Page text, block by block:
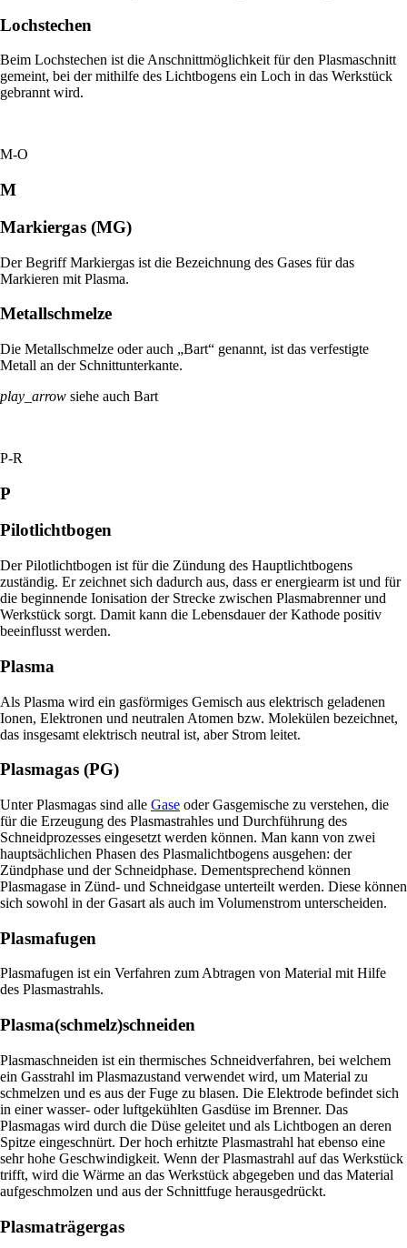
Lochstechen
Beim Lochstechen ist die Anschnittmöglichkeit für den Plasmaschnitt
gemeint, bei der mithilfe des Lichtbogens ein Loch in das Werkstück
gebrannt wird.
M-O
M
Markiergas (MG)
Der Begriff Markiergas ist die Bezeichnung des Gases für das
Markieren mit Plasma.
Metallschmelze
Die Metallschmelze oder auch „Bart“ genannt, ist das verfestigte
Metall an der Schnittunterkante.
play_arrow siehe auch Bart
P-R
P
Pilotlichtbogen
Der Pilotlichtbogen ist für die Zündung des Hauptlichtbogens
zuständig. Er zeichnet sich dadurch aus, dass er energiearm ist und für
die beginnende Ionisation der Strecke zwischen Plasmabrenner und
Werkstück sorgt. Damit kann die Lebensdauer der Kathode positiv
beeinflusst werden.
Plasma
Als Plasma wird ein gasförmiges Gemisch aus elektrisch geladenen
Ionen, Elektronen und neutralen Atomen bzw. Molekülen bezeichnet,
das insgesamt elektrisch neutral ist, aber Strom leitet.
Plasmagas (PG)
Unter Plasmagas sind alle Gase oder Gasgemische zu verstehen, die
für die Erzeugung des Plasmastrahles und Durchführung des
Schneidprozesses eingesetzt werden können. Man kann von zwei
hauptsächlichen Phasen des Plasmalichtbogens ausgehen: der
Zündphase und der Schneidphase. Dementsprechend können
Plasmagase in Zünd- und Schneidgase unterteilt werden. Diese können
sich sowohl in der Gasart als auch im Volumenstrom unterscheiden.
Plasmafugen
Plasmafugen ist ein Verfahren zum Abtragen von Material mit Hilfe
des Plasmastrahls.
Plasma(schmelz)schneiden
Plasmaschneiden ist ein thermisches Schneidverfahren, bei welchem
ein Gasstrahl im Plasmazustand verwendet wird, um Material zu
schmelzen und es aus der Fuge zu blasen. Die Elektrode befindet sich
in einer wasser- oder luftgekühlten Gasdüse im Brenner. Das
Plasmagas wird durch die Düse geleitet und als Lichtbogen an deren
Spitze eingeschnürt. Der hoch erhitzte Plasmastrahl hat ebenso eine
sehr hohe Geschwindigkeit. Wenn der Plasmastrahl auf das Werkstück
trifft, wird die Wärme an das Werkstück abgegeben und das Material
aufgeschmolzen und aus der Schnittfuge herausgedrückt.
Plasmaträgergas